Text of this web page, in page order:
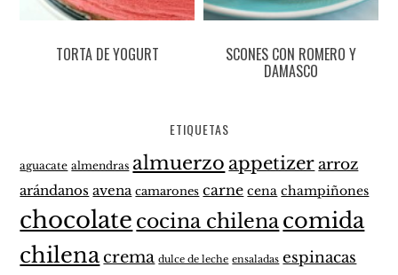
TORTA DE YOGURT SCONES CON ROMERO Y
DAMASCO
ETIQUETAS
aguacate almendras almuerzo appetizer arroz
arándanos avena camarones carne cena champiñones
chocolate cocina chilenacomida
chilenacrema dulce de leche ensaladas espinacas